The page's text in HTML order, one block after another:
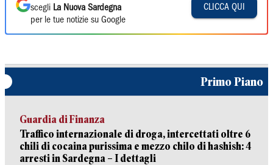
scegli La Nuova Sardegna
per le tue notizie su Google
CLICCA QUI
Primo Piano
Guardia di Finanza
Traffico internazionale di droga, intercettati oltre 6
chili di cocaina purissima e mezzo chilo di hashish: 4
arresti in Sardegna – I dettagli